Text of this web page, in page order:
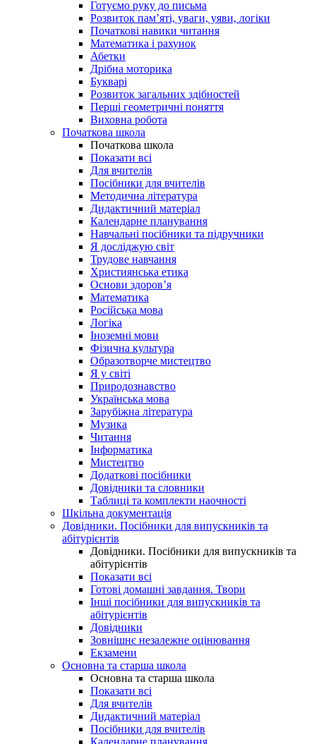
Готуємо руку до письма
Розвиток пам’яті, уваги, уяви, логіки
Початкові навики читання
Математика і рахунок
Абетки
Дрібна моторика
Букварі
Розвиток загальних здібностей
Перші геометричні поняття
Виховна робота
Початкова школа
Початкова школа
Показати всі
Для вчителів
Посібники для вчителів
Методична література
Дидактичний матеріал
Календарне планування
Навчальні посібники та підручники
Я досліджую світ
Трудове навчання
Християнська етика
Основи здоров’я
Математика
Російська мова
Логіка
Іноземні мови
Фізична культура
Образотворче мистецтво
Я у світі
Природознавство
Українська мова
Зарубіжна література
Музика
Читання
Інформатика
Мистецтво
Додаткові посібники
Довідники та словники
Таблиці та комплекти наочності
Шкільна документація
Довідники. Посібники для випускників та
абітурієнтів
Довідники. Посібники для випускників та
абітурієнтів
Показати всі
Готові домашні завдання. Твори
Інші посібники для випускників та
абітурієнтів
Довідники
Зовнішнє незалежне оцінювання
Екзамени
Основна та старша школа
Основна та старша школа
Показати всі
Для вчителів
Дидактичний матеріал
Посібники для вчителів
Календарне планування